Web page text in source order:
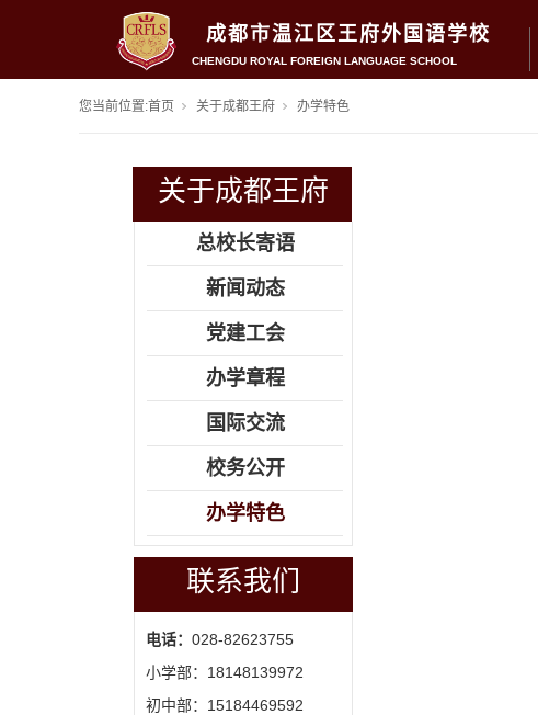
成都市温江区王府外国语学校
CHENGDU ROYAL FOREIGN LANGUAGE SCHOOL
您当前位置:首页 关于成都王府 办学特色
关于成都王府
总校长寄语
新闻动态
党建工会
办学章程
国际交流
校务公开
办学特色
联系我们
电话： 028-82623755
小学部：18148139972
初中部：15184469592